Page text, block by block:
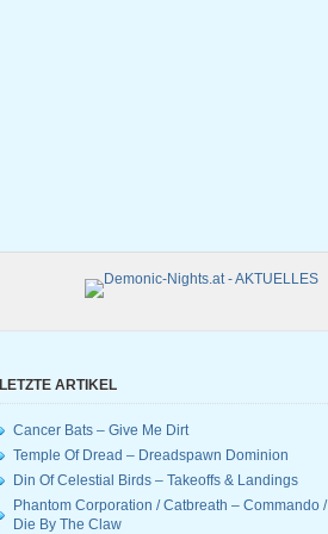
LETZTE ARTIKEL
Cancer Bats – Give Me Dirt
Temple Of Dread – Dreadspawn Dominion
Din Of Celestial Birds – Takeoffs & Landings
Phantom Corporation / Catbreath – Commando /
Die By The Claw